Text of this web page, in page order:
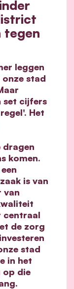
tegen
leggen
stad
set cijfers
Het
dragen
komen.
is van
van
centraal
de zorg
stad
in het
op die